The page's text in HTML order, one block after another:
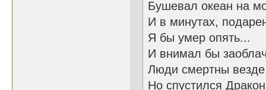
Бушевал океан на
И в минутах,
Я бы умер опять...
И внимал бы
Люди смертны
Но спустился